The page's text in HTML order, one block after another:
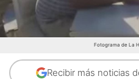
Fotograma de La
Recibir más noticias